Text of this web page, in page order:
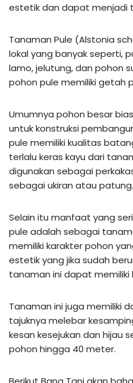
estetik dan dapat menjadi
Tanaman Pule (Alstonia
lokal yang banyak seperti,
lamo, jelutung, dan pohon
pohon pule memiliki getah
Umumnya pohon besar
untuk konstruksi
pule memiliki kualitas
terlalu keras kayu dari
digunakan sebagai
sebagai ukiran atau patung.
Selain itu manfaat yang
pule adalah sebagai
memiliki karakter pohon
estetik yang jika sudah
tanaman ini dapat memiliki
Tanaman ini juga memiliki
tajuknya melebar
kesan kesejukan dan hijau
pohon hingga 40 meter.